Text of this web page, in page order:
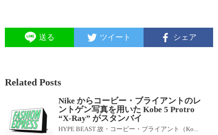
送る ツイート シェア
Related Posts
Nike からコービー・ブライアントのレ
ントゲン写真を用いた Kobe 5 Protro
“X-Ray” がスタンバイ
HYPE BEAST 故・コービー・ブライアント（Ko...